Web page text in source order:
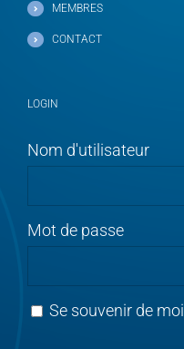
MEMBRES
CONTACT
LOGIN
Nom d'utilisateur
Mot de passe
Se souvenir de moi